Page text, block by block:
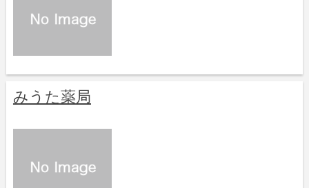
みうた薬局